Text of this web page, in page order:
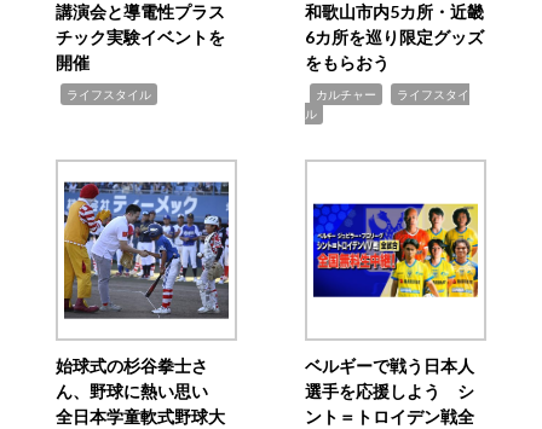
講演会と導電性プラス
チック実験イベントを
開催
ライフスタイル
和歌山市内5カ所・近畿
6カ所を巡り限定グッズ
をもらおう
カルチャー
ライフスタイ
ル
始球式の杉谷拳士さ
ん、野球に熱い思い
全日本学童軟式野球大
ベルギーで戦う日本人
選手を応援しよう シ
ント＝トロイデン戦全